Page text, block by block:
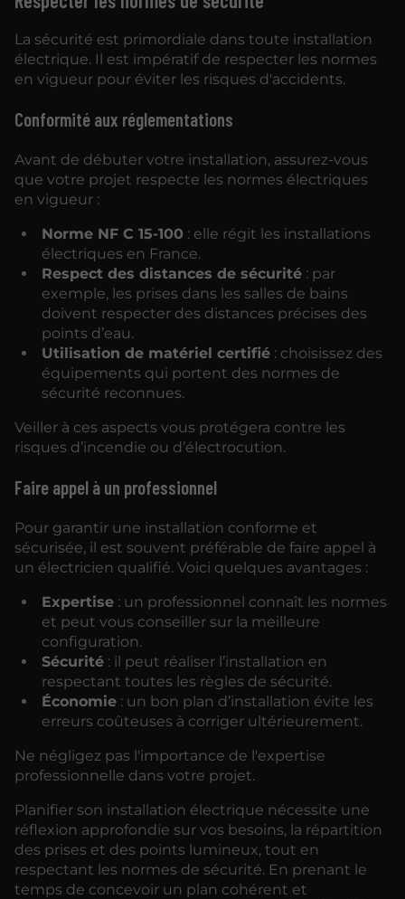
La sécurité est primordiale dans toute installation
électrique. Il est impératif de respecter les normes
en vigueur pour éviter les risques d'accidents.
Conformité aux réglementations
Avant de débuter votre installation, assurez-vous
que votre projet respecte les normes électriques
en vigueur :
Norme NF C 15-100 : elle régit les installations
électriques en France.
Respect des distances de sécurité: par
exemple, les prises dans les salles de bains
doivent respecter des distances précises des
points d’eau.
Utilisation de matériel certifié: choisissez des
équipements qui portent des normes de
sécurité reconnues.
Veiller à ces aspects vous protégera contre les
risques d’incendie ou d’électrocution.
Faire appel à un professionnel
Pour garantir une installation conforme et
sécurisée, il est souvent préférable de faire appel à
un électricien qualifié. Voici quelques avantages :
Expertise: un professionnel connaît les normes
et peut vous conseiller sur la meilleure
configuration.
Sécurité: il peut réaliser l’installation en
respectant toutes les règles de sécurité.
Économie: un bon plan d’installation évite les
erreurs coûteuses à corriger ultérieurement.
Ne négligez pas l'importance de l'expertise
professionnelle dans votre projet.
Planifier son installation électrique nécessite une
réflexion approfondie sur vos besoins, la répartition
des prises et des points lumineux, tout en
respectant les normes de sécurité. En prenant le
temps de concevoir un plan cohérent et